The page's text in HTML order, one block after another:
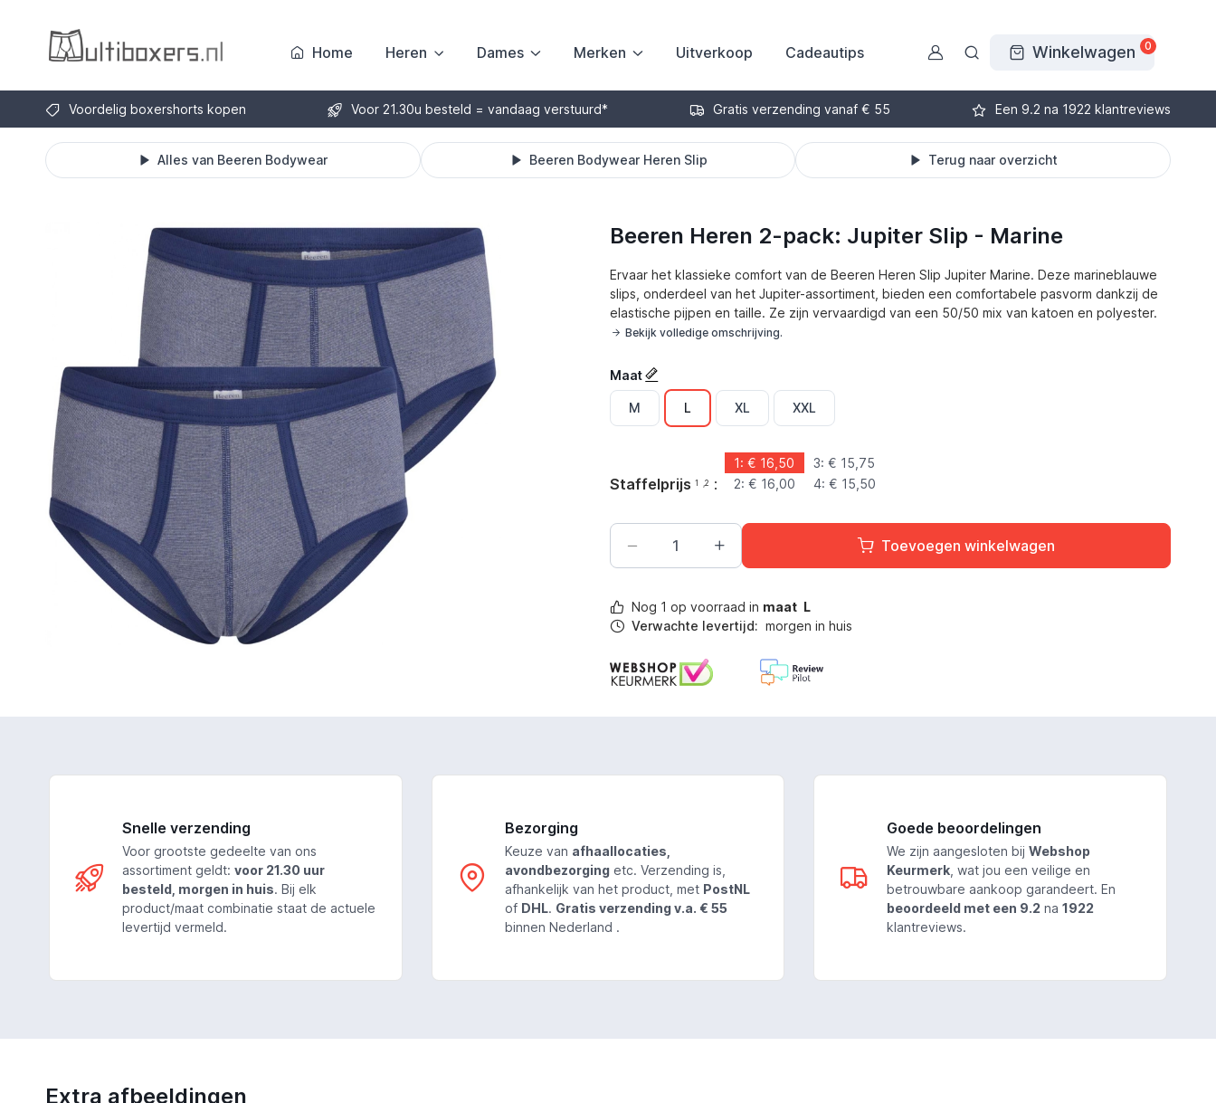
Home Heren Dames Merken Uitverkoop Cadeautips Winkelwagen 0
Voordelig boxershorts kopen Voor 21.30u besteld = vandaag verstuurd* Gratis verzending vanaf € 55 Een 9.2 na 1922 klantreviews
Alles van Beeren Bodywear Beeren Bodywear Heren Slip Terug naar overzicht
Beeren Heren 2-pack: Jupiter Slip - Marine
Ervaar het klassieke comfort van de Beeren Heren Slip Jupiter Marine. Deze marineblauwe
slips, onderdeel van het Jupiter-assortiment, bieden een comfortabele pasvorm dankzij de
elastische pijpen en taille. Ze zijn vervaardigd van een 50/50 mix van katoen en polyester.
Bekijk volledige omschrijving.
Maat
M L XL XXL
Staffelprijs1 ,2 :
1: € 16,50
2: € 16,00
3: € 15,75
4: € 15,50
Toevoegen winkelwagen
Nog 1 op voorraad in maat L
Verwachte levertijd: morgen in huis
Snelle verzending
Voor grootste gedeelte van ons
assortiment geldt: voor 21.30 uur
besteld, morgen in huis. Bij elk
product/maat combinatie staat de actuele
levertijd vermeld.
Bezorging
Keuze van afhaallocaties,
avondbezorgingetc. Verzending is,
afhankelijk van het product, met PostNL
of DHL. Gratis verzending v.a. € 55
binnen Nederland .
Goede beoordelingen
We zijn aangesloten bijWebshop
Keurmerk , wat jou een veilige en
betrouwbare aankoop garandeert. En
beoordeeld met een 9.2 na1922
klantreviews.
Extra afbeeldingen